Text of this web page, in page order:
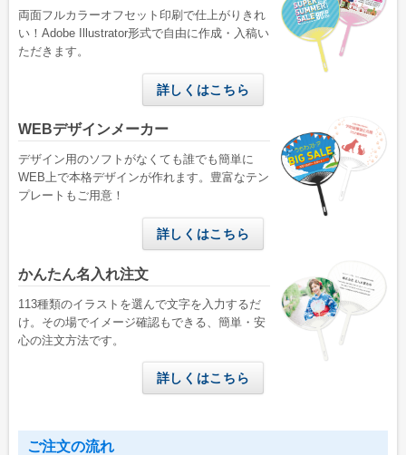
両面フルカラーオフセット印刷で仕上がりきれ
い！Adobe Illustrator形式で自由に作成・入稿い
ただきます。
詳しくはこちら
WEBデザインメーカー
デザイン用のソフトがなくても誰でも簡単に
WEB上で本格デザインが作れます。豊富なテン
プレートもご用意！
詳しくはこちら
かんたん名入れ注文
113種類のイラストを選んで文字を入力するだ
け。その場でイメージ確認もできる、簡単・安
心の注文方法です。
詳しくはこちら
ご注文の流れ